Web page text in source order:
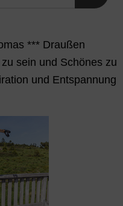
*** Draußen
sein und Schönes zu
und Entspannung